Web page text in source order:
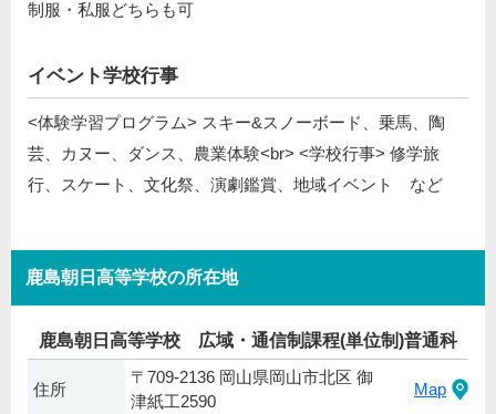
制服・私服どちらも可
イベント学校行事
<体験学習プログラム> スキー&スノーボード、乗馬、陶
芸、カヌー、ダンス、農業体験<br> <学校行事> 修学旅
行、スケート、文化祭、演劇鑑賞、地域イベント など
鹿島朝日高等学校の所在地
鹿島朝日高等学校 広域・通信制課程(単位制)普通科
住所
〒709-2136 岡山県岡山市北区 御
津紙工2590
Map